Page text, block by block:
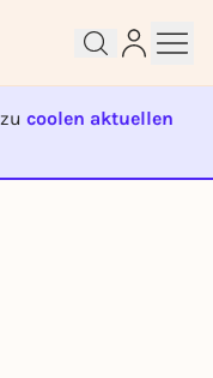
coolen aktuellen
started
participate in
account.